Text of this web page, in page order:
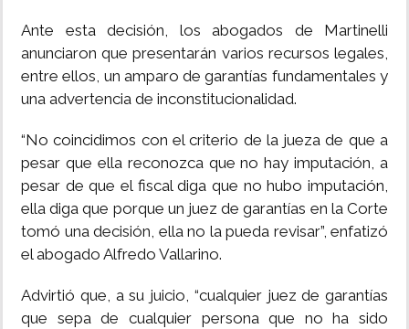
Ante esta decisión, los abogados de Martinelli
anunciaron que presentarán varios recursos legales,
entre ellos, un amparo de garantías fundamentales y
una advertencia de inconstitucionalidad.
“No coincidimos con el criterio de la jueza de que a
pesar que ella reconozca que no hay imputación, a
pesar de que el fiscal diga que no hubo imputación,
ella diga que porque un juez de garantías en la Corte
tomó una decisión, ella no la pueda revisar”, enfatizó
el abogado Alfredo Vallarino.
Advirtió que, a su juicio, “cualquier juez de garantías
que sepa de cualquier persona que no ha sido